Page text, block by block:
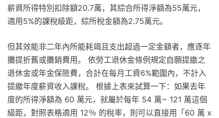
薪資所得特別扣除額20.7萬，其綜合所得淨額為55萬元，
適用5%的課稅級距，綜所稅金額為2.75萬元。
但其效能非二年內所能耗竭且支出超過一定金額者，應逐年
攤提折舊或攤銷費用。 依勞工退休金條例規定自願提繳之
退休金或年金保險費，合計在每月工資6%範圍內，不計入
提繳年度薪資收入課稅。 根據上表來試算一下：如果去年
度的所得淨額為 60 萬元，就屬於每年 54 萬~ 121 萬這個
級距，對照表格適用 12％ 的稅率，則可以直接用「60 萬 x